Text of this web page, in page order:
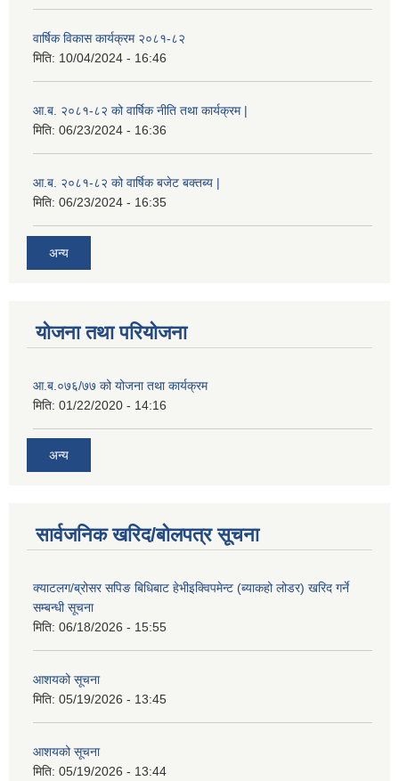
वार्षिक विकास कार्यक्रम २०८१-८२
मिति: 10/04/2024 - 16:46
आ.ब. २०८१-८२ को वार्षिक नीति तथा कार्यक्रम |
मिति: 06/23/2024 - 16:36
आ.ब. २०८१-८२ को वार्षिक बजेट बक्तब्य |
मिति: 06/23/2024 - 16:35
अन्य
योजना तथा परियोजना
आ.ब.०७६/७७ को योजना तथा कार्यक्रम
मिति: 01/22/2020 - 14:16
अन्य
सार्वजनिक खरिद/बोलपत्र सूचना
क्याटलग/ब्रोसर सपिङ बिधिबाट हेभीइक्विपमेन्ट (ब्याकहो लोडर) खरिद गर्ने
सम्बन्धी सूचना
मिति: 06/18/2026 - 15:55
आशयको सूचना
मिति: 05/19/2026 - 13:45
आशयको सूचना
मिति: 05/19/2026 - 13:44